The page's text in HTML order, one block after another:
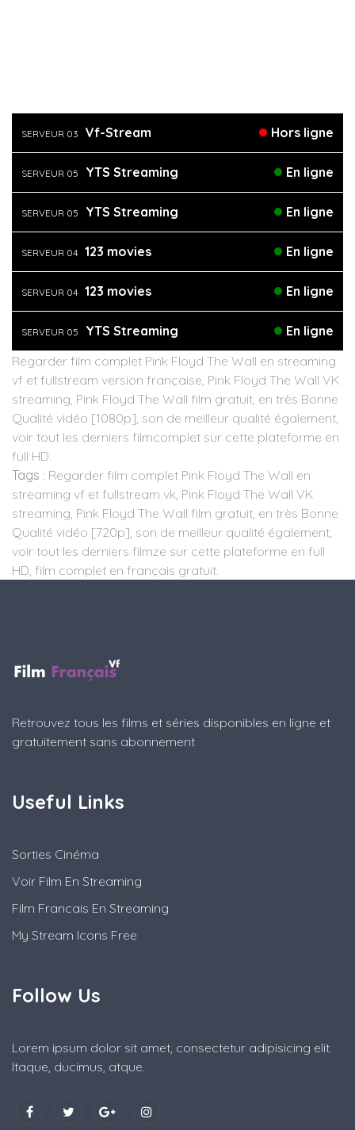
SERVEUR 03 Vf-Stream Hors ligne
SERVEUR 05 YTS Streaming En ligne
SERVEUR 05 YTS Streaming En ligne
SERVEUR 04 123 movies En ligne
SERVEUR 04 123 movies En ligne
SERVEUR 05 YTS Streaming
En ligne
Regarder film complet Pink Floyd The Wall en streaming
vf et fullstream version française, Pink Floyd The Wall VK
streaming, Pink Floyd The Wall film gratuit, en très Bonne
Qualité vidéo [1080p], son de meilleur qualité également,
voir tout les derniers filmcomplet sur cette plateforme en
full HD.
Tags : Regarder film complet Pink Floyd The Wall en
streaming vf et fullstream vk, Pink Floyd The Wall VK
streaming, Pink Floyd The Wall film gratuit, en très Bonne
Qualité vidéo [720p], son de meilleur qualité également,
voir tout les derniers filmze sur cette plateforme en full
HD, film complet en français gratuit.
Retrouvez tous les films et séries disponibles en ligne et
gratuitement sans abonnement
Useful Links
Sorties Cinéma
Voir Film En Streaming
Film Francais En Streaming
My Stream Icons Free
Follow Us
Lorem ipsum dolor sit amet, consectetur adipisicing elit.
Itaque, ducimus, atque.